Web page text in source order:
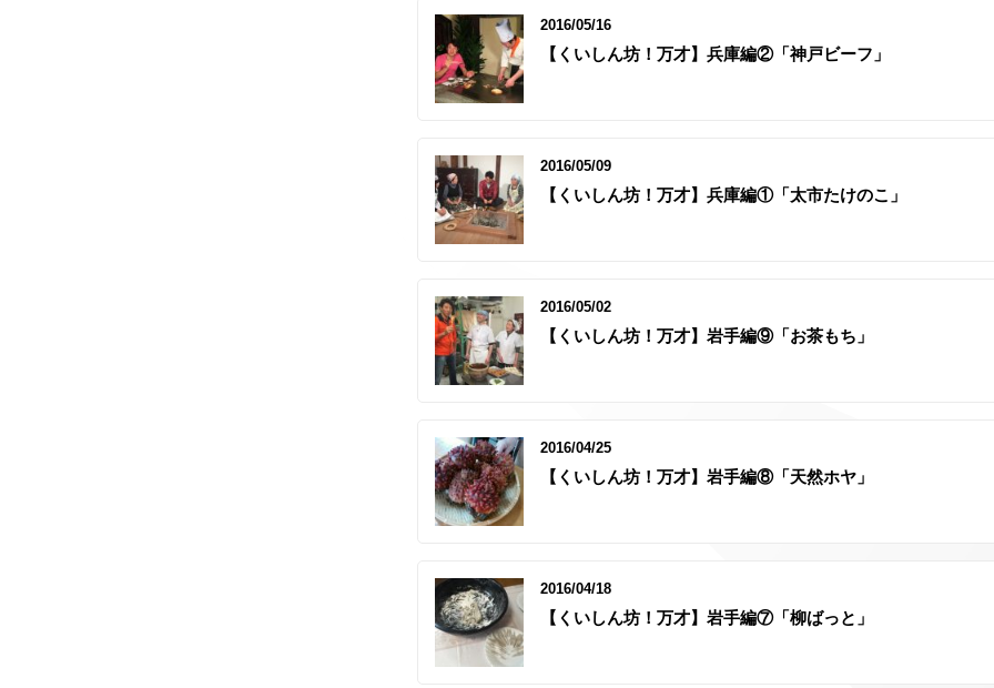
2016/05/16
【くいしん坊！万才】兵庫編②「神戸ビーフ」
2016/05/09
【くいしん坊！万才】兵庫編①「太市たけのこ」
2016/05/02
【くいしん坊！万才】岩手編⑨「お茶もち」
2016/04/25
【くいしん坊！万才】岩手編⑧「天然ホヤ」
2016/04/18
【くいしん坊！万才】岩手編⑦「柳ばっと」